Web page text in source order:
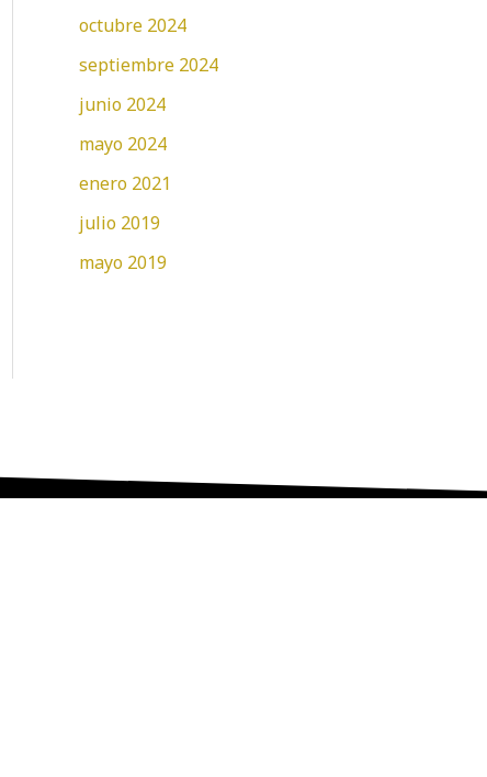
octubre 2024
septiembre 2024
junio 2024
mayo 2024
enero 2021
julio 2019
mayo 2019